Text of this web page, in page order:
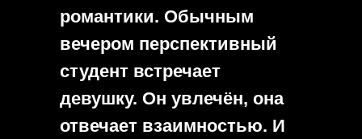
романтики. Обычным
вечером перспективный
студент встречает
девушку. Он увлечён, она
отвечает взаимностью. И